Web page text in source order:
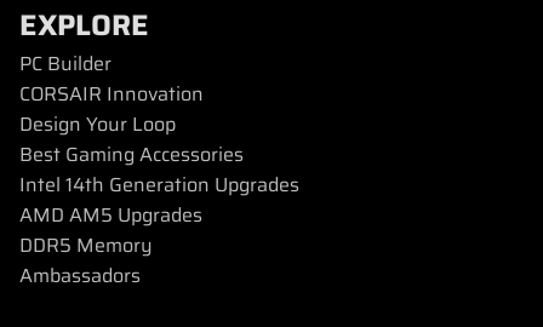
EXPLORE
PC Builder
CORSAIR Innovation
Design Your Loop
Best Gaming Accessories
Intel 14th Generation Upgrades
AMD AM5 Upgrades
DDR5 Memory
Ambassadors